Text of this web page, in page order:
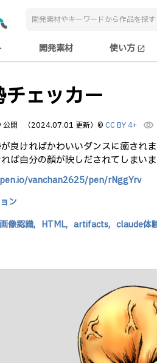
開発素材 使い方 open_in_new
ェッカー
開 （2024.07.01 更新） © CC BY 4+ visibility
良ければかわいいダンスに癒され
ば自分の顔が映しだされてしまい
vanchan2625/pen/rNggYrv
ン
画像認識, HTML, artifacts, claude体